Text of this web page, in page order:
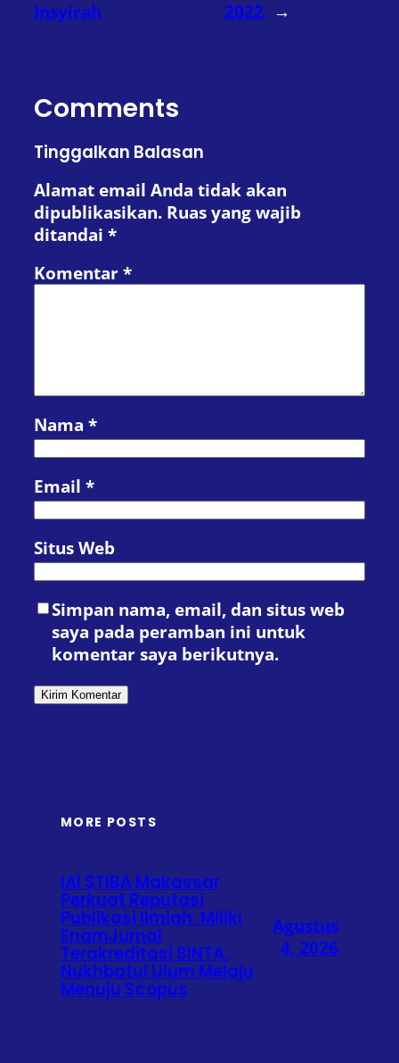
Insyirah
2022 →
Comments
Tinggalkan Balasan
Alamat email Anda tidak akan
dipublikasikan. Ruas yang wajib
ditandai *
Komentar *
Nama *
Email *
Situs Web
Simpan nama, email, dan situs web
saya pada peramban ini untuk
komentar saya berikutnya.
MORE POSTS
IAI STIBA Makassar
Perkuat Reputasi
Publikasi Ilmiah: Miliki
EnamJurnal
Terakreditasi SINTA,
Nukhbatul Ulum Melaju
Menuju Scopus
Agustus
4, 2026